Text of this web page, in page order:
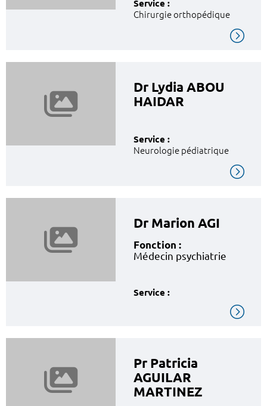
Service :
Chirurgie orthopédique
Dr Lydia ABOU
HAIDAR
Service :
Neurologie pédiatrique
Dr Marion AGI
Fonction :
Médecin psychiatrie
Service :
Pr Patricia
AGUILAR
MARTINEZ